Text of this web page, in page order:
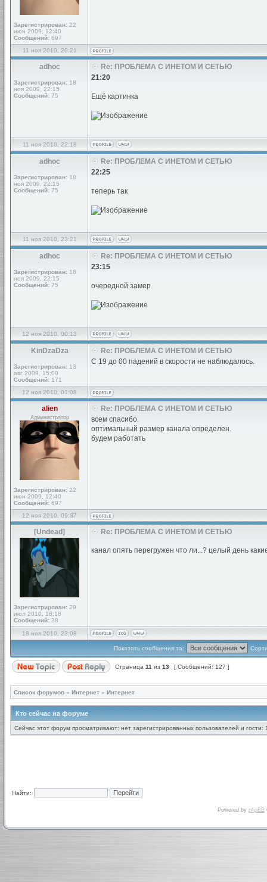
Зарегистрирован: 22
июн 2009, 12:40
Сообщений: 697
11 ноя 2010, 20:21
adhoc
Зарегистрирован: 18
ноя 2009, 22:15
Сообщений: 75
Re: ПРОБЛЕМА С ИНЕТОМ И СЕТЬЮ
21:20
Ещё картинка
11 ноя 2010, 22:18
adhoc
Зарегистрирован: 18
ноя 2009, 22:15
Сообщений: 75
Re: ПРОБЛЕМА С ИНЕТОМ И СЕТЬЮ
22:25
теперь так
11 ноя 2010, 23:21
adhoc
Зарегистрирован: 18
ноя 2009, 22:15
Сообщений: 75
Re: ПРОБЛЕМА С ИНЕТОМ И СЕТЬЮ
23:15
очередной замер
12 ноя 2010, 00:13
KinDzaDza
Зарегистрирован: 13
авг 2009, 15:00
Сообщений: 171
Re: ПРОБЛЕМА С ИНЕТОМ И СЕТЬЮ
С 19 до 00 падений в скорости не наблюдалось.
12 ноя 2010, 01:08
alien
Администратор
Зарегистрирован: 22
июн 2009, 12:40
Сообщений: 697
Re: ПРОБЛЕМА С ИНЕТОМ И СЕТЬЮ
всем спасибо.
оптимальный размер канала определен.
будем работать
12 ноя 2010, 09:37
[Undead]
Зарегистрирован: 29
июл 2010, 18:18
Сообщений: 38
Re: ПРОБЛЕМА С ИНЕТОМ И СЕТЬЮ
канал опять перегружен что ли...? целый день
18 ноя 2010, 23:08
Показать сообщения за:
Страница 11 из 13 [ Сообщений: 127 ]
Список форумов » Интернет » Интернет
Кто сейчас на форуме
Сейчас этот форум просматривают: нет зарегистрированных пользователей и гости:
Найти:
Powered by phpBB